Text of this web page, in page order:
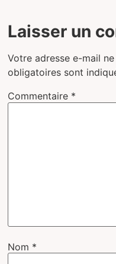
Laisser un
Votre adresse e-mail
obligatoires sont
Commentaire *
Nom *